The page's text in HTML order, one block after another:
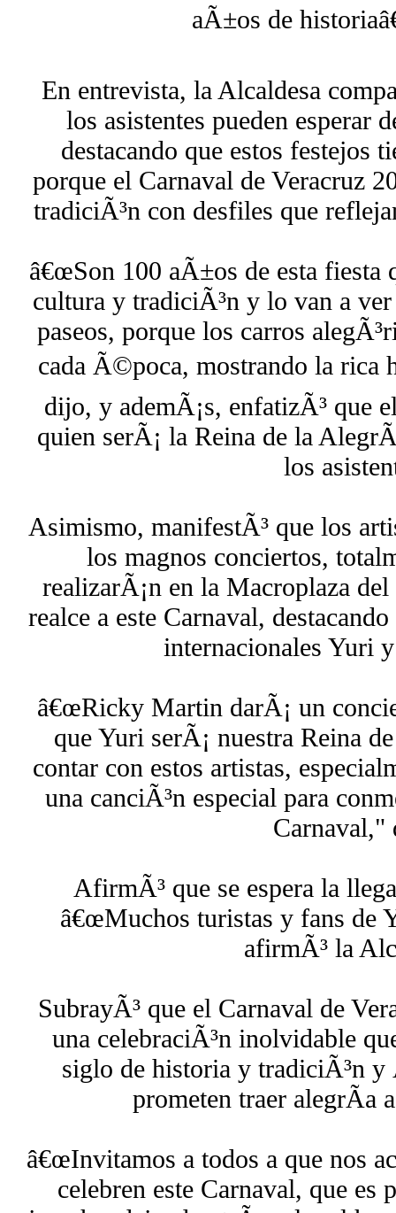
aÃ±os de
En entrevista, la Alcaldesa
los asistentes pueden esperar
destacando que estos festejos
porque el Carnaval de Veracruz
tradiciÃ³n con desfiles que
â€œSon 100 aÃ±os de esta fiesta
cultura y tradiciÃ³n y lo van a
paseos, porque los carros
cada Ã©poca, mostrando la rica
dijo, y ademÃ¡s, enfatizÃ³ que
quien serÃ¡ la Reina de la
los
Asimismo, manifestÃ³ que los
los magnos conciertos,
realizarÃ¡n en la Macroplaza
realce a este Carnaval,
internacionales Yuri
â€œRicky Martin darÃ¡ un
que Yuri serÃ¡ nuestra Reina
contar con estos artistas,
una canciÃ³n especial para
Carnaval,"
AfirmÃ³ que se espera la
â€œMuchos turistas y fans de
afirmÃ³ la
SubrayÃ³ que el Carnaval de
una celebraciÃ³n inolvidable
siglo de historia y tradiciÃ³n y
prometen traer alegrÃ­a
â€œInvitamos a todos a que nos
celebren este Carnaval, que es